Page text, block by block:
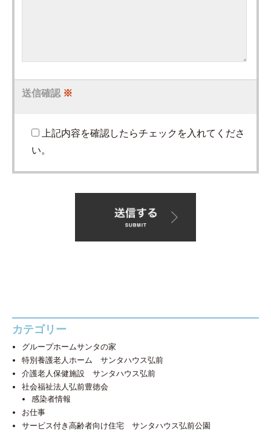
送信確認 ※
上記内容を確認したらチェックを入れてくださ
い。
カテゴリー
グループホームサンタの家
特別養護老人ホーム サンタハウス弘前
介護老人保健施設 サンタハウス弘前
社会福祉法人弘前豊徳会
感染者情報
お仕事
サービス付き高齢者向け住宅 サンタハウス弘前公園